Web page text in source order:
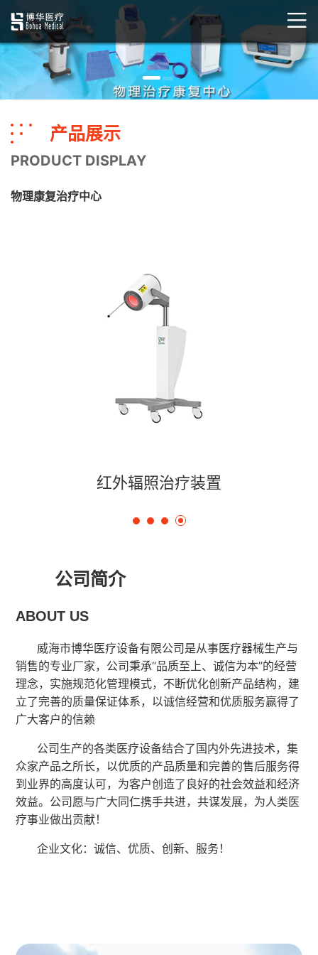
产品展示
PRODUCT DISPLAY
物理康复治疗中心
红外辐照治疗装置
公司简介
ABOUT US
威海市博华医疗设备有限公司是从事医疗器械生产与
销售的专业厂家，公司秉承“品质至上、诚信为本”的经营
理念，实施规范化管理模式，不断优化创新产品结构，建
立了完善的质量保证体系，以诚信经营和优质服务赢得了
广大客户的信赖
公司生产的各类医疗设备结合了国内外先进技术，集
众家产品之所长，以优质的产品质量和完善的售后服务得
到业界的高度认可，为客户创造了良好的社会效益和经济
效益。公司愿与广大同仁携手共进，共谋发展，为人类医
疗事业做出贡献！
企业文化：诚信、优质、创新、服务！